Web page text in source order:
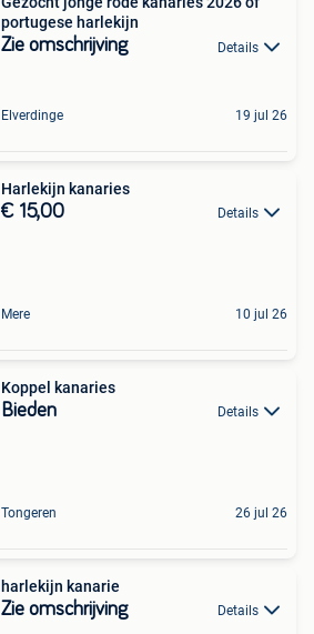
portugese harlekijn
Zie omschrijving Details
Elverdinge 19 jul 26
Harlekijn kanaries
€ 15,00 Details
Mere 10 jul 26
Koppel kanaries
Bieden Details
Tongeren 26 jul 26
harlekijn kanarie
Zie omschrijving Details